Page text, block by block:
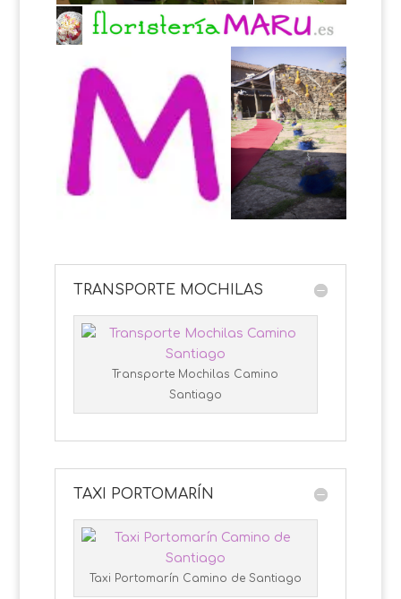
TRANSPORTE MOCHILAS
Transporte Mochilas Camino
Santiago
TAXI PORTOMARÍN
Taxi Portomarín Camino de Santiago